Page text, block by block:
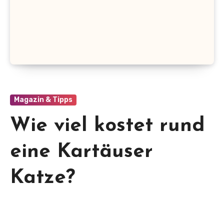
Magazin & Tipps
Wie viel kostet rund
eine Kartäuser
Katze?